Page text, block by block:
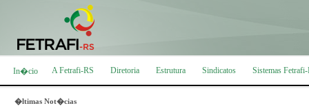
In�cio A Fetrafi-RS Diretoria Estrutura Sindicatos Sistemas
�ltimas Not�cias